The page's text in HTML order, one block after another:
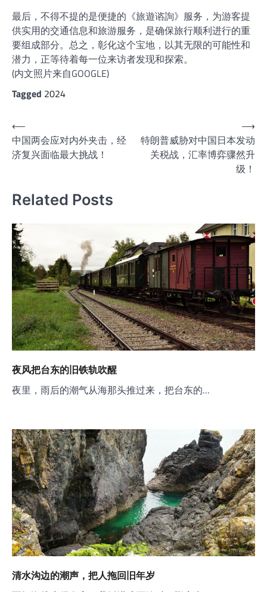
最后，不得不提的是便捷的《旅遊谘詢》服务，为游客提
供实用的交通信息和旅游服务，是确保旅行顺利进行的重
要组成部分。总之，彰化这个宝地，以其无限的可能性和
潜力，正等待着每一位来访者发现和探索。
(内文照片来自GOOGLE)
Tagged 2024
文
章
导
⟵
中国两会应对内外夹击，经
济复兴面临最大挑战！
特朗普威胁对中国日本发动
关税战，汇率博弈骤然升
级！
⟶
Related Posts
夜风把台东的旧铁轨吹醒
夜里，雨后的潮气从海那头推过来，把台东的…
清水沟边的潮声，把人拖回旧年岁